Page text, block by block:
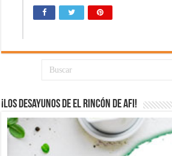
¡Los desayunos de El Rincón de Afi!